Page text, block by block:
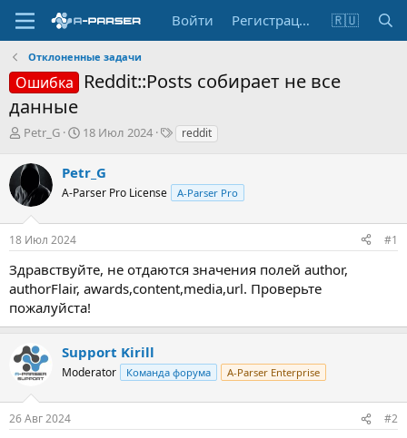
Войти Регистрация 🇷🇺
Отклоненные задачи
Ошибка
Reddit::Posts собирает не все
данные
А
т
р
е
м
Petr_G
Д
а
н
ч
л
а
18 Июл 2024
Т
и
reddit
Petr_G
A-Parser Pro License A-Parser Pro
18 Июл 2024 #1
Здравствуйте, не отдаются значения полей author,
authorFlair, awards,content,media,url. Проверьте
пожалуйста!
Support Kirill
Moderator Команда форума A-Parser Enterprise
26 Авг 2024 #2